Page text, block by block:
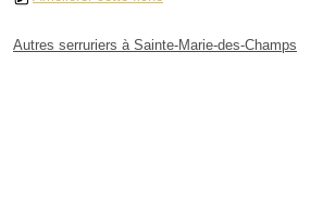
Autres serruriers à Sainte-Marie-des-Champs